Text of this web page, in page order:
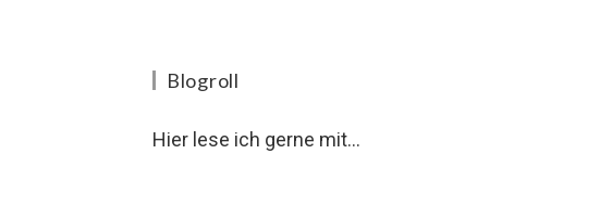
Blogroll
Hier lese ich gerne mit...